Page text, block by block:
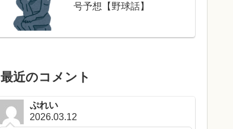
号予想【野球話】
最近のコメント
ぷれい
2026.03.12